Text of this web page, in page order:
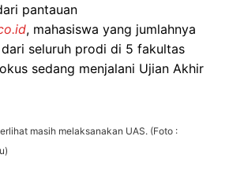
pantauan
, mahasiswa yang jumlahnya
seluruh prodi di 5 fakultas
sedang menjalani Ujian Akhir
masih melaksanakan UAS. (Foto :